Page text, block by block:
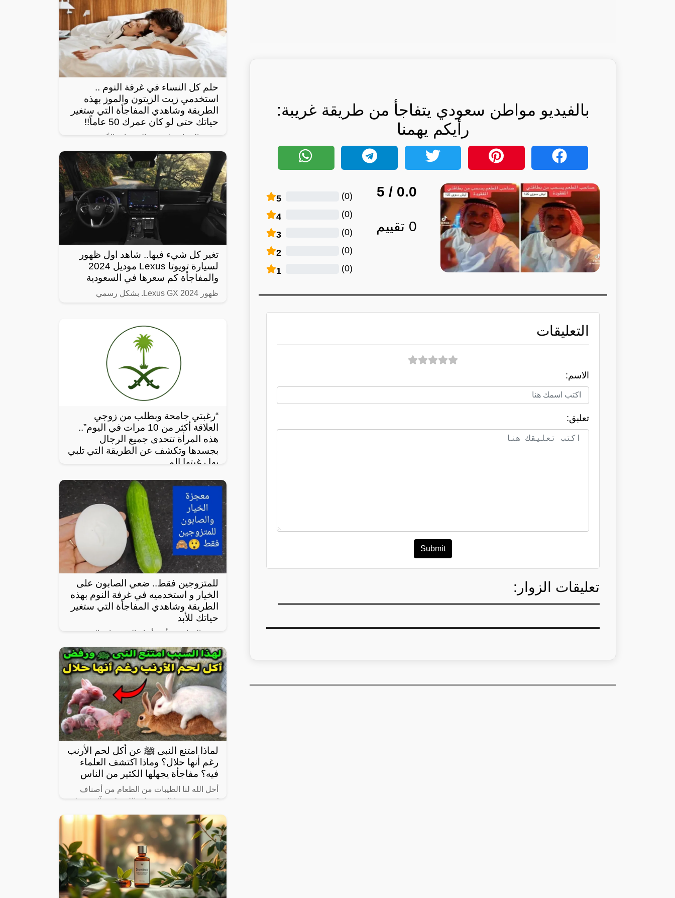
بالفيديو مواطن سعودي يتفاجأ من طريقة غريبة:
رأيكم يهمنا
0.0
/ 5
0 تقييم
5 (
0
)
4 (
0
)
3 (
0
)
2 (
0
)
1 (
0
)
التعليقات
الاسم:
تعلبق:
Submit
تعليقات الزوار:
حلم كل النساء في غرفة النوم ..
استخدمي زيت الزيتون والموز بهذه
الطريقة وشاهدي المفاجأة التي ستغير
حياتك حتى لو كان عمرك 50 عاماً!!
تبحث النساء عادة عن الوصفات الأكثر
استخداماً بهدف الحصول على شعر صحي
وناعم، ومن أبرز تلك الوصفات الخاصة بالبشرة
والجسم للحصول على أفضل نتيجة خلال فترة
قصيرة،
تغير كل شيء فيها.. شاهد اول ظهور
لسيارة تويوتا Lexus موديل 2024
والمفاجأة كم سعرها في السعودية
ظهور Lexus GX 2024. بشكل رسمي
“رغبتي جامحة وبطلب من زوجي
العلاقة أكثر من 10 مرات في اليوم”..
هذه المرأة تتحدى جميع الرجال
بجسدها وتكشف عن الطريقة التي تلبي
بها رغبتها الم
يعشن شهوة مفرطة في الرغبة بالعلاقة
الجنسية، سواءً ضمن علاقة زوجية مشروعة أو
علاقة محرمة مع الرجال، ففي هذا المقال
للمتزوجين فقط.. ضعي الصابون على
الخيار و استخدميه في غرفة النوم بهذه
الطريقة وشاهدي المفاجأة التي ستغير
حياتك للأبد
يعتبر الخيار من أبرز أنواع الخضروات المحببة
لدى الكثيرين، خاصة لأنه شبه خالي من
السعرات وطعمه لذيذ ومنعش، وله فوائد كثيرة
لأنه غني بالفيتامينات والمعادن، كما
لماذا امتنع النبى ﷺ عن أكل لحم الأرنب
رغم أنها حلال؟ وماذا اكتشف العلماء
فيه؟ مفاجأة يجهلها الكثير من الناس
أحل الله لنا الطيبات من الطعام من أصناف
كثيرة، وعرفنا النبي صلى الله عليه وآله وسـلم
على بعض ما حرم علينا، ولكن يثير البعض من
حين لآخر بعض المعلومات الغير